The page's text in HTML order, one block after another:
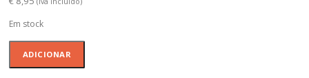
Em stock
ADICIONAR